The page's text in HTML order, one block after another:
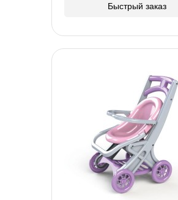
Быстрый заказ